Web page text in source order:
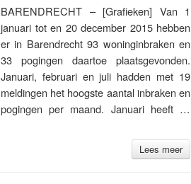
BARENDRECHT – [Grafieken] Van 1
januari tot en 20 december 2015 hebben
er in Barendrecht 93 woninginbraken en
33 pogingen daartoe plaatsgevonden.
Januari, februari en juli hadden met 19
meldingen het hoogste aantal inbraken en
pogingen per maand. Januari heeft …
Lees meer